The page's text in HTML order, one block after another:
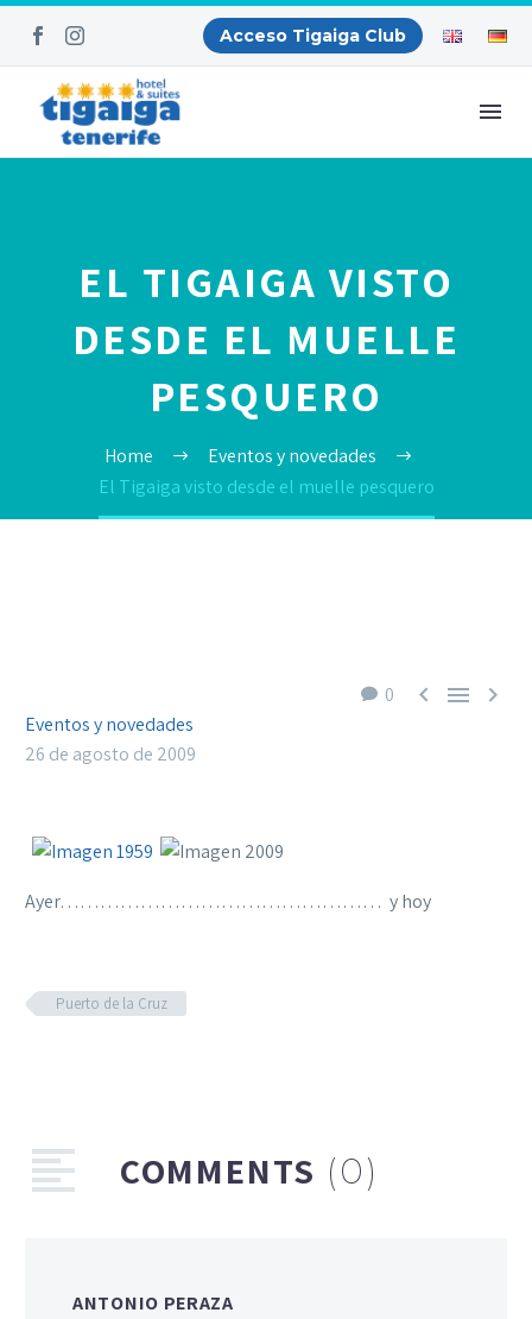
Acceso Tigaiga Club
EL TIGAIGA VISTO
DESDE EL MUELLE
PESQUERO
Home
Eventos y novedades
El Tigaiga visto desde el muelle pesquero
0   
Eventos y novedades
26 de agosto de 2009
Ayer………………………………………… y hoy
Puerto de la Cruz
COMMENTS (0)
ANTONIO PERAZA